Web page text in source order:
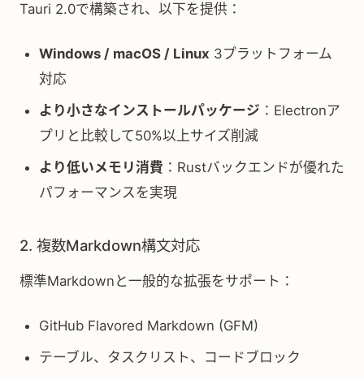
Tauri 2.0で構築され、以下を提供：
Windows / macOS / Linux 3プラットフォーム
対応
より小さなインストールパッケージ ：Electronア
プリと比較して50%以上サイズ削減
より低いメモリ消費 ：Rustバックエンドが優れた
パフォーマンスを実現
2. 複数Markdown構文対応
標準Markdownと一般的な拡張をサポート：
GitHub Flavored Markdown (GFM)
テーブル、タスクリスト、コードブロック